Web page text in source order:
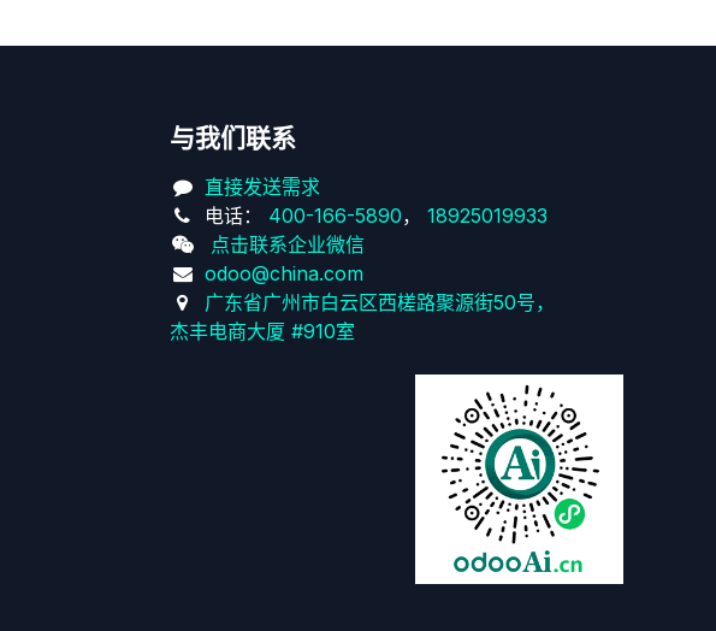
与我们联系
直接发送需求
电话： 400-166-5890， 18925019933
点击联系企业微信
odoo@china.com
广东省广州市白云区西槎路聚源街50号，
杰丰电商大厦 #910室